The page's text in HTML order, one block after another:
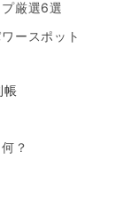
厳選6選
ースポット
帳
？